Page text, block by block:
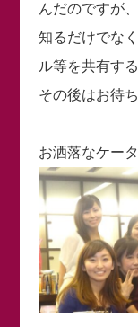
んだのですが
知るだけでな
ル等を共有す
その後はお待
お洒落なケー